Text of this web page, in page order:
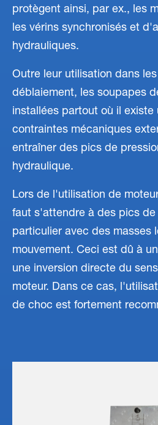
protègent ainsi, par ex., les
les vérins synchronisés et
hydrauliques.
Outre leur utilisation dans
déblaiement, les soupapes
installées partout où il existe
contraintes mécaniques
entraîner des pics de
hydraulique.
Lors de l'utilisation de
faut s'attendre à des pics de
particulier avec des masses
mouvement. Ceci est dû à
une inversion directe du
moteur. Dans ce cas,
de choc est fortement